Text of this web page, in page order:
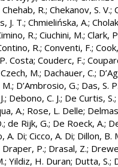
Chehab, R.; Chekanov, S. V.;
J. T.; Chmielińska, A.;
R.; Ciuchini, M.; Clark,
R.; Conventi, F.;
Costa; Couderc, F.;
Czech, M.; Dachauer, C.;
; D’Ambrosio, G.; Das, S.
; Debono, C. J.; De Curtis, S.;
A.; Rose, L. Delle;
; de Rijk, G.; De Roeck, A.;
A. Di; Cicco, A. Di; Dillon, B.
Draper, P.; Drasal, Z.;
; Yildiz, H. Duran; Dutta, S.;